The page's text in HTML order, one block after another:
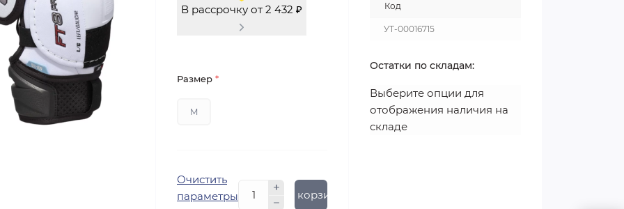
В рассрочку от 2 432 ₽
Размер *
M
Очистить
параметры
В корзину
Код
УТ-00016715
Остатки по складам:
Выберите опции для
отображения наличия на
складе